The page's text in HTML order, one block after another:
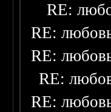
RE:
RE:
RE:
RE:
RE: